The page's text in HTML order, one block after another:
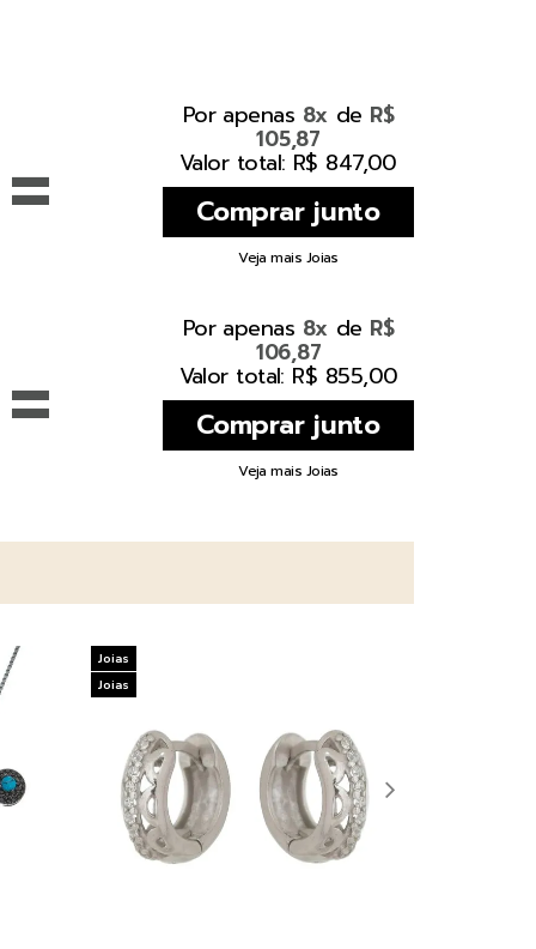
=
Por apenas 8x de R$
105,87
Valor total: R$ 847,00
Veja mais Joias
=
Por apenas 8x de R$
106,87
Valor total: R$ 855,00
Veja mais Joias
Joias
Joias